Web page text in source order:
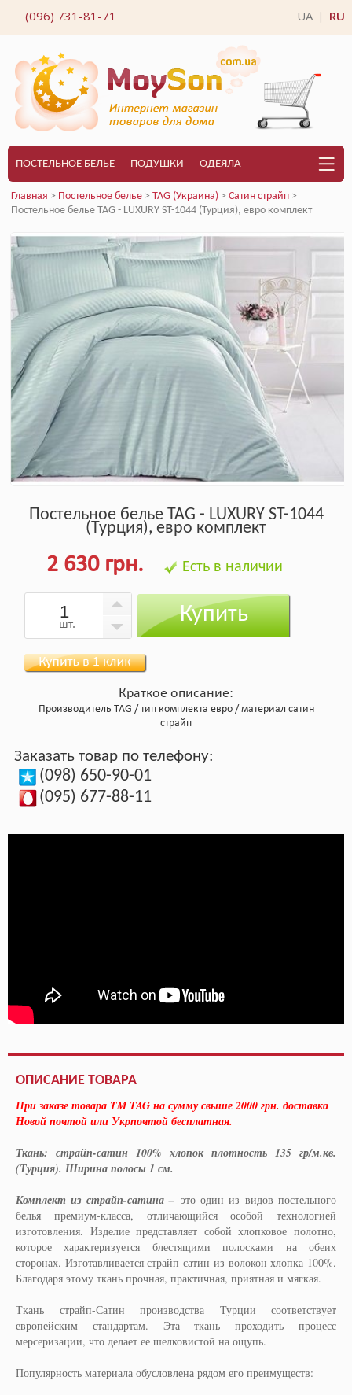
(096) 731-81-71 UA RU
ПОСТЕЛЬНОЕ БЕЛЬЕ ПОДУШКИ ОДЕЯЛА
Главная > Постельное белье > TAG (Украина) > Сатин страйп >
Постельное белье TAG - LUXURY ST-1044 (Турция), евро комплект
Постельное белье TAG - LUXURY ST-1044
(Турция), евро комплект
2 630 грн. Есть в наличии
шт. Купить
Краткое описание:
Производитель TAG тип комплекта евро материал сатин
страйп
Заказать товар по телефону:
(098) 650-90-01
(095) 677-88-11
ОПИСАНИЕ ТОВАРА
При заказе товара TM TAG на сумму свыше 2000 грн. доставка
Новой почтой или Укрпочтой бесплатная.
Ткань: страйп-сатин 100% хлопок плотность 135 гр/м.кв.
(Турция). Ширина полосы 1 см.
Комплект из страйп-сатина – это один из видов постельного
белья премиум-класса, отличающийся особой технологией
изготовления. Изделие представляет собой хлопковое полотно,
которое характеризуется блестящими полосками на обеих
сторонах. Изготавливается страйп сатин из волокон хлопка 100%.
Благодаря этому ткань прочная, практичная, приятная и мягкая.
Ткань страйп-Сатин производства Турции соответствует
европейским стандартам. Эта ткань проходить процесс
мерсеризации, что делает ее шелковистой на ощупь.
Популярность материала обусловлена рядом его преимуществ: